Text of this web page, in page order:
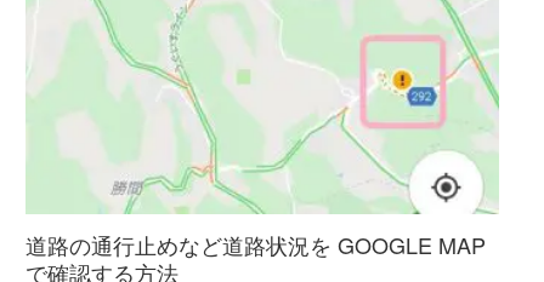
道路の通行止めなど道路状況を GOOGLE MAP
で確認する方法